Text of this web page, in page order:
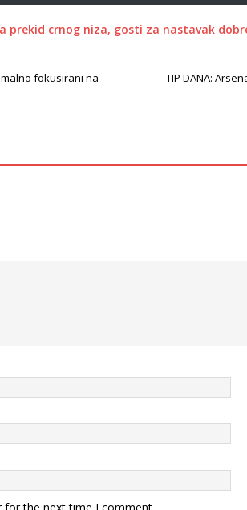
prekid crnog niza, gosti za nastavak
fokusirani na
TIP DANA: